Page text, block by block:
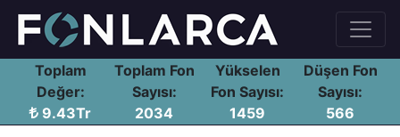
Toplam
Değer:
9.43Tr
Toplam Fon
Sayısı:
2034
Yükselen
Fon Sayısı:
1459
Düşen Fon
Sayısı:
566